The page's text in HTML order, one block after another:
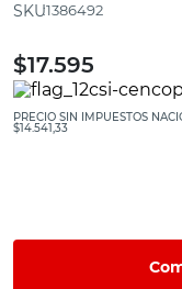
:1386492
$17.595
PRECIO SIN IMPUESTOS
$14.541,33